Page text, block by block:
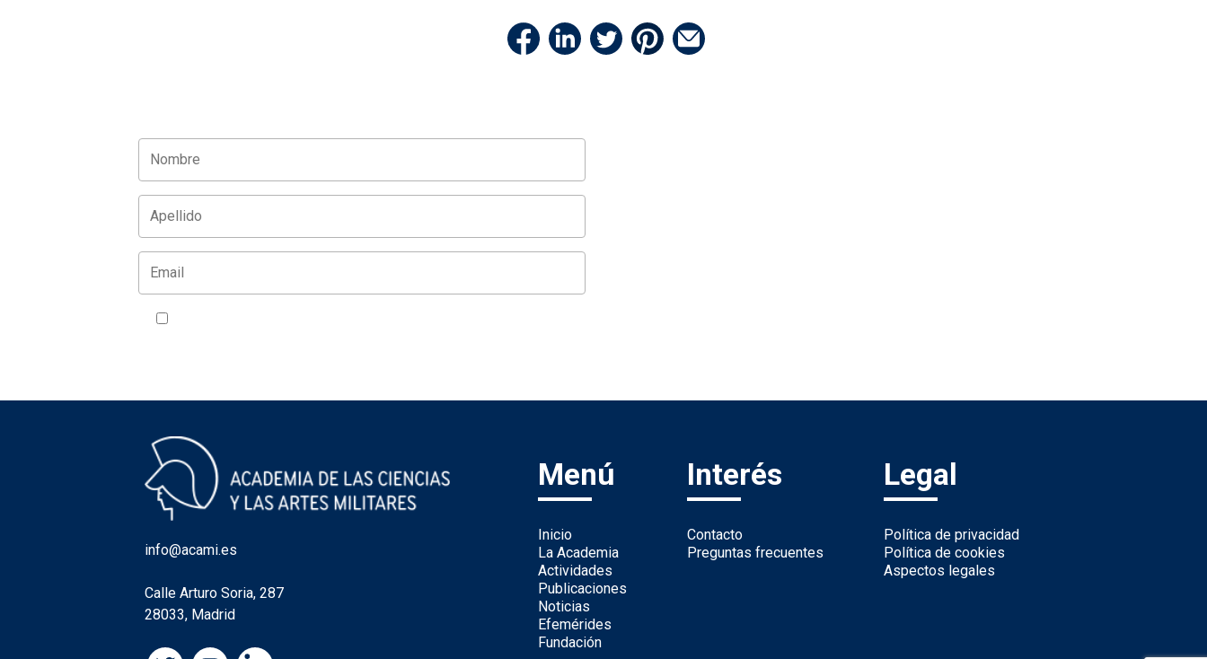
info@acami.es
Calle Arturo Soria, 287
28033, Madrid
Menú
Inicio
La Academia
Actividades
Publicaciones
Noticias
Efemérides
Fundación
Interés
Contacto
Preguntas frecuentes
Legal
Política de privacidad
Política de cookies
Aspectos legales